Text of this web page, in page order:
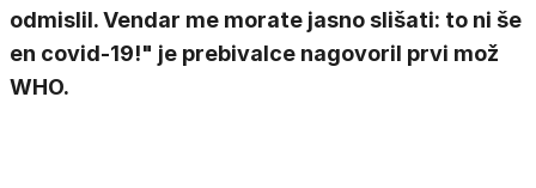
odmislil. Vendar me morate jasno slišati: to ni še
en covid-19!" je prebivalce nagovoril prvi mož
WHO.